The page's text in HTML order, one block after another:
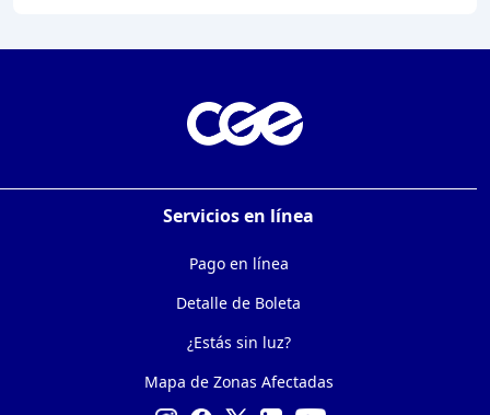
Servicios en línea
Pago en línea
Detalle de Boleta
¿Estás sin luz?
Mapa de Zonas Afectadas